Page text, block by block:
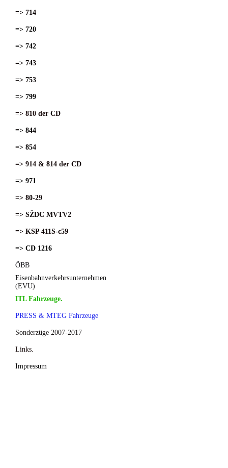
=> 714
=> 720
=> 742
=> 743
=> 753
=> 799
=> 810 der CD
=> 844
=> 854
=> 914 & 814 der CD
=> 971
=> 80-29
=> SŽDC MVTV2
=> KSP 411S-c59
=> CD 1216
ÖBB
Eisenbahnverkehrsunternehmen
(EVU)
ITL Fahrzeuge.
PRESS & MTEG Fahrzeuge
Sonderzüge 2007-2017
Links.
Impressum